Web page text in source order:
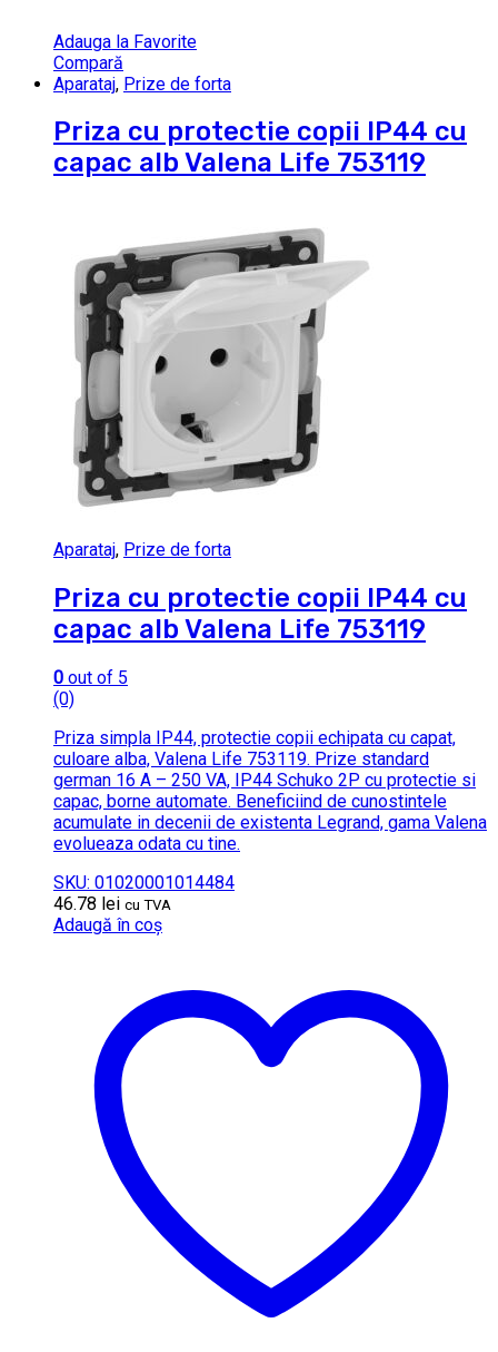
Adauga la Favorite
Compară
Aparataj, Prize de forta
Priza cu protectie copii IP44 cu
capac alb Valena Life 753119
Aparataj, Prize de forta
Priza cu protectie copii IP44 cu
capac alb Valena Life 753119
0 out of 5
(0)
Priza simpla IP44, protectie copii echipata cu capat,
culoare alba, Valena Life 753119. Prize standard
german 16 A – 250 VA, IP44 Schuko 2P cu protectie si
capac, borne automate. Beneficiind de cunostintele
acumulate in decenii de existenta Legrand, gama Valena
evolueaza odata cu tine.
SKU: 01020001014484
46.78 lei cu TVA
Adaugă în coș